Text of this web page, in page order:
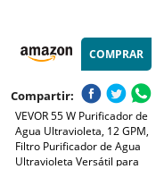
COMPRAR
Compartir:
VEVOR 55 W Purificador de
Agua Ultravioleta, 12 GPM,
Filtro Purificador de Agua
Ultravioleta Versátil para